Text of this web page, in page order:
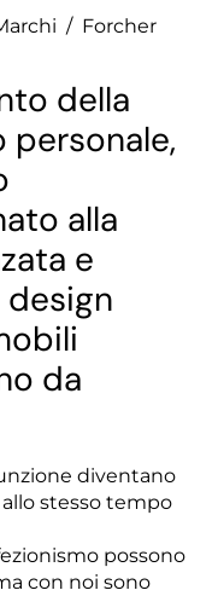
/ Forcher
della
personale,
alla
e
da
diventano
stesso tempo
possono
con noi sono